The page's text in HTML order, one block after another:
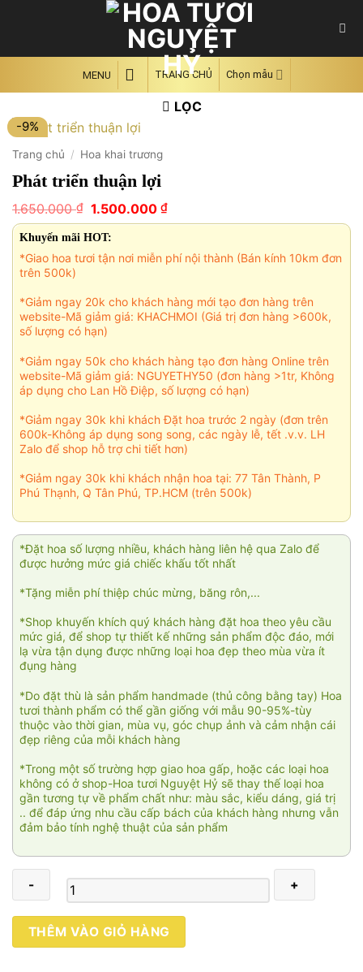
MENU TRANG CHỦ Chọn mẫu
LỌC
-9%
Trang chủ / Hoa khai trương
Phát triển thuận lợi
1.650.000₫ Giá
gốc
là:
1.650.000 ₫.
1.500.000 ₫Giá
hiện
1.500.000 ₫.
Khuyến mãi HOT:
*Giao hoa tươi tận nơi miễn phí nội thành (Bán kính 10km đơn
trên 500k)
*Giảm ngay 20k cho khách hàng mới tạo đơn hàng trên
website-Mã giảm giá: KHACHMOI (Giá trị đơn hàng >600k,
số lượng có hạn)
*Giảm ngay 50k cho khách hàng tạo đơn hàng Online trên
website-Mã giảm giá: NGUYETHY50 (đơn hàng >1tr, Không
áp dụng cho Lan Hồ Điệp, số lượng có hạn)
*Giảm ngay 30k khi khách Đặt hoa trước 2 ngày (đơn trên
600k-Không áp dụng song song, các ngày lễ, tết .v.v. LH
Zalo để shop hỗ trợ chi tiết hơn)
*Giảm ngay 30k khi khách nhận hoa tại: 77 Tân Thành, P
Phú Thạnh, Q Tân Phú, TP.HCM (trên 500k)
*Đặt hoa số lượng nhiều, khách hàng liên hệ qua Zalo để
được hưởng mức giá chiếc khấu tốt nhất
*Tặng miễn phí thiệp chúc mừng, băng rôn,...
*Shop khuyến khích quý khách hàng đặt hoa theo yêu cầu
mức giá, để shop tự thiết kế những sản phẩm độc đáo, mới
lạ vừa tận dụng được những loại hoa đẹp theo mùa vừa ít
đụng hàng
*Do đặt thù là sản phẩm handmade (thủ công bằng tay) Hoa
tươi thành phẩm có thể gần giống với mẫu 90-95%-tùy
thuộc vào thời gian, mùa vụ, góc chụp ảnh và cảm nhận cái
đẹp riêng của mỗi khách hàng
*Trong một số trường hợp giao hoa gấp, hoặc các loại hoa
không có ở shop-Hoa tươi Nguyệt Hỷ sẽ thay thế loại hoa
gần tương tự về phẩm chất như: màu sắc, kiểu dáng, giá trị
.. để đáp ứng nhu cầu cấp bách của khách hàng nhưng vẫn
đảm bảo tính nghệ thuật của sản phẩm
Phát
triển
THÊM VÀO GIỎ HÀNG